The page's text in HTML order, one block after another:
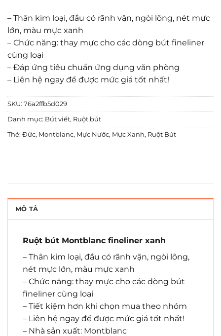
– Thân kim loại, đầu có rãnh vặn, ngòi lông, nét mực
lớn, màu mực xanh
– Chức năng: thay mực cho các dòng bút fineliner
cùng loại
– Đáp ứng tiêu chuẩn ứng dụng văn phòng
– Liên hệ ngay để được mức giá tốt nhất!
SKU: 76a2ffb5d029
Danh mục: Bút viết, Ruột bút
Thẻ: Đức, Montblanc, Mực Nước, Mực Xanh, Ruột Bút
MÔ TẢ
Ruột bút Montblanc fineliner xanh
– Thân kim loại, đầu có rãnh vặn, ngòi lông,
nét mực lớn, màu mực xanh
– Chức năng: thay mực cho các dòng bút
fineliner cùng loại
– Tiết kiệm hơn khi chọn mua theo nhóm
– Liên hệ ngay để được mức giá tốt nhất!
– Nhà sản xuất: Montblanc